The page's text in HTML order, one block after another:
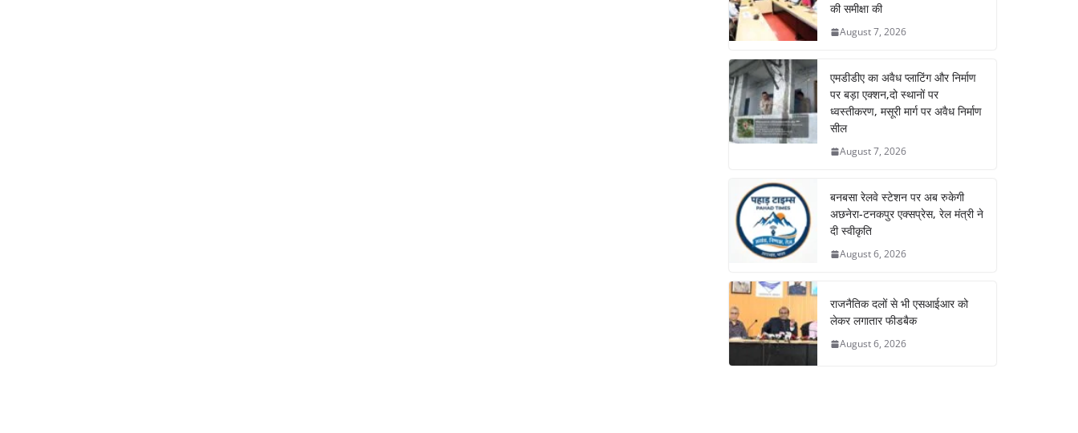
की समीक्षा की
August 7, 2026
एमडीडीए का अवैध प्लाटिंग और निर्माण
पर बड़ा एक्शन,दो स्थानों पर
ध्वस्तीकरण, मसूरी मार्ग पर अवैध निर्माण
सील
August 7, 2026
बनबसा रेलवे स्टेशन पर अब रुकेगी
अछनेरा-टनकपुर एक्सप्रेस, रेल मंत्री ने
दी स्वीकृति
August 6, 2026
राजनैतिक दलों से भी एसआईआर को
लेकर लगातार फीडबैक
August 6, 2026